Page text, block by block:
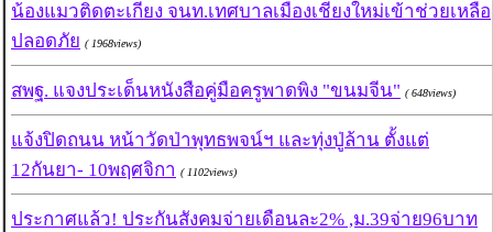
น้องแมวติดตะเกียง จนท.เทศบาลเมืองเชียงใหม่เข้าช่วยเหลือ
ปลอดภัย ( 1968views)
สพฐ. แจงประเด็นหนังสือคู่มือครูพาดพิง "ขนมจีน" ( 648views)
แจ้งปิดถนน หน้าวัดป่าพุทธพจน์ฯ และทุ่งปู่ล้าน ตั้งแต่
12กันยา- 10พฤศจิกา ( 1102views)
ประกาศแล้ว! ประกันสังคมจ่ายเดือนละ2% ,ม.39จ่าย96บาท